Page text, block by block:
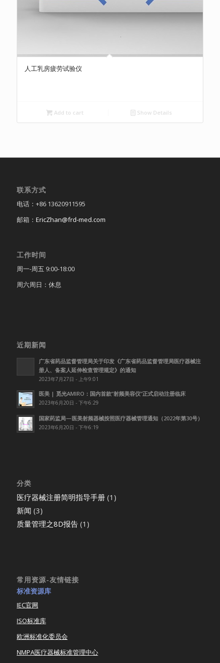
人工乳房疲劳试验仪
Add to cart Show Details
联系方式
电话：+86 13620911595
邮箱： EricZhan@frd-med.com
工作时间
周一-周五 9:00-18:00
周六周日：休息
近期新闻
广东省药品监督管理局关于印发《广东省药品监督管理局医疗器械注
册人、备案人延伸检查管理规定》的通知
2023年7月27日 - 上午9:01
医美 | 觅光AMIRO：国内首款”射频美容仪”正式启动注册临床
2023年6月20日 - 下午6:29
国家药监局—医美射频器械按照医疗器械管理通知（2022年第30号）
2023年6月20日 - 下午6:19
分类
医疗器械注册简明指导手册(1)
新闻 (3)
质量管理之8D报告(1)
常用资源-友情链接
标准资源库
IEC官网
ISO标准库
欧洲标准化委员会
NMPA医疗器械标准管理中心